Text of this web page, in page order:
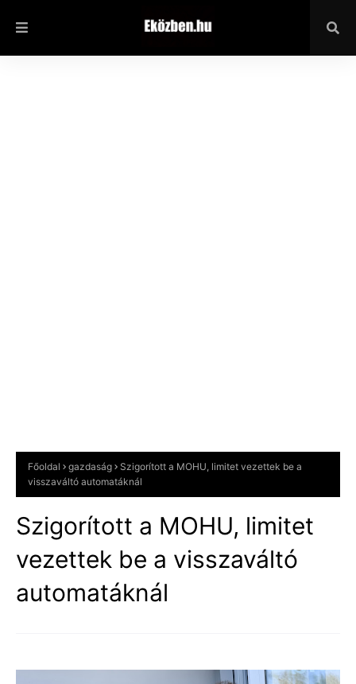
Főoldal gazdaság
Szigorított a MOHU, limitet vezettek be a
visszaváltó automatáknál
Szigorított a MOHU, limitet
vezettek be a visszaváltó
automatáknál